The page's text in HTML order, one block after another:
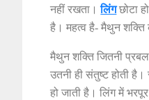
नहीं रखता।लिंगछोटा
है। महत्व है- मैथुन शक्ति
मैथुन शक्ति जितनी
उतनी ही संतुष्ट होती है।
हो जाती है। लिंग में